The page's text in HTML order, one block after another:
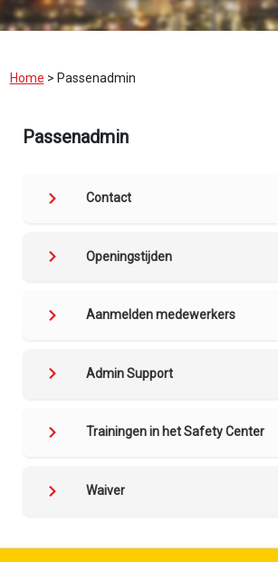
Home > Passenadmin
Passenadmin
Contact
Openingstijden
Aanmelden medewerkers
Admin Support
Trainingen in het Safety Center
Waiver